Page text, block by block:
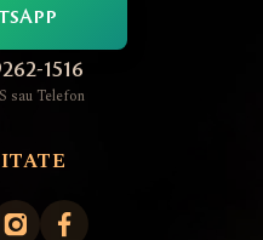
1516
sau Telefon